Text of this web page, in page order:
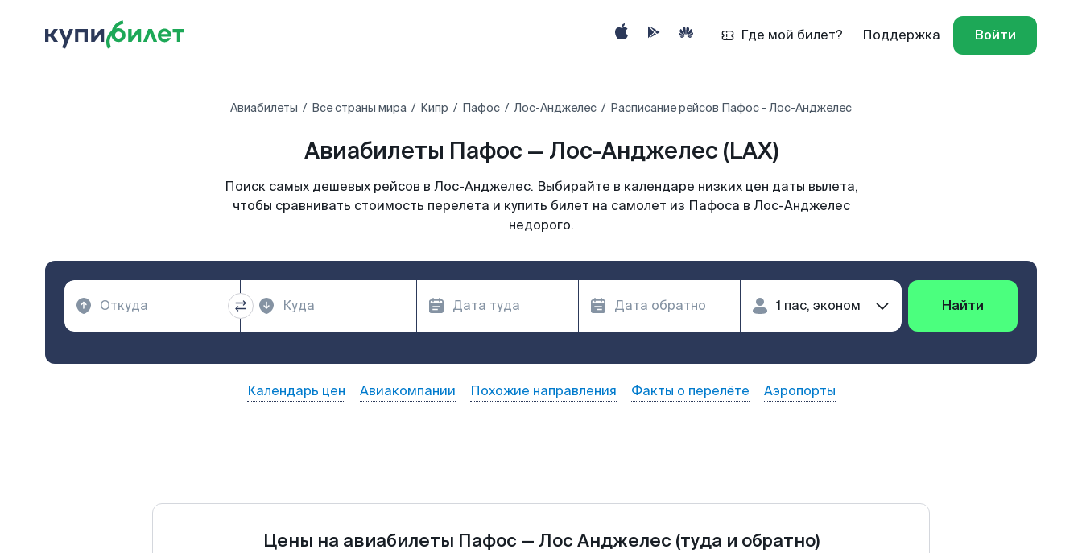
Где мой билет? Поддержка Войти
Авиабилеты Все страны мира Кипр Пафос Лос-Анджелес Расписание рейсов Пафос - Лос-Анджелес
Авиабилеты Пафос — Лос-Анджелес (LAX)
Поиск самых дешевых рейсов в Лос-Анджелес. Выбирайте в календаре низких цен даты вылета,
чтобы сравнивать стоимость перелета и купить билет на самолет из Пафоса в Лос-Анджелес
недорого.
Найти
Календарь цен Авиакомпании Похожие направления Факты о перелёте Аэропорты
Цены на авиабилеты Пафос — Лос Анджелес (туда и обратно)